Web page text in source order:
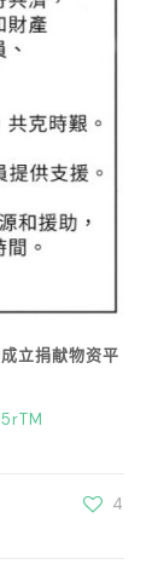
立捐献物资平
4